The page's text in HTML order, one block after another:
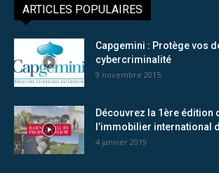
ARTICLES POPULAIRES
Capgemini : Protège vos
cybercriminalité
9 novembre 2015
Découvrez la 1ère édition
l’immobilier international
4 janvier 2019